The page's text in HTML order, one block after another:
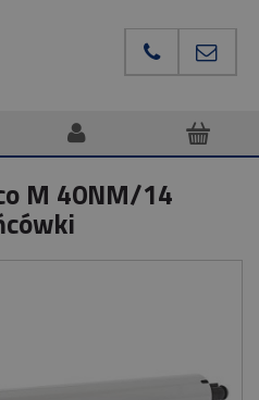
M 40NM/14